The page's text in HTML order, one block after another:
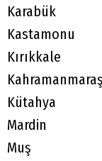
Karabük
Kastamonu
Kırıkkale
Kütahya
Mardin
Muş